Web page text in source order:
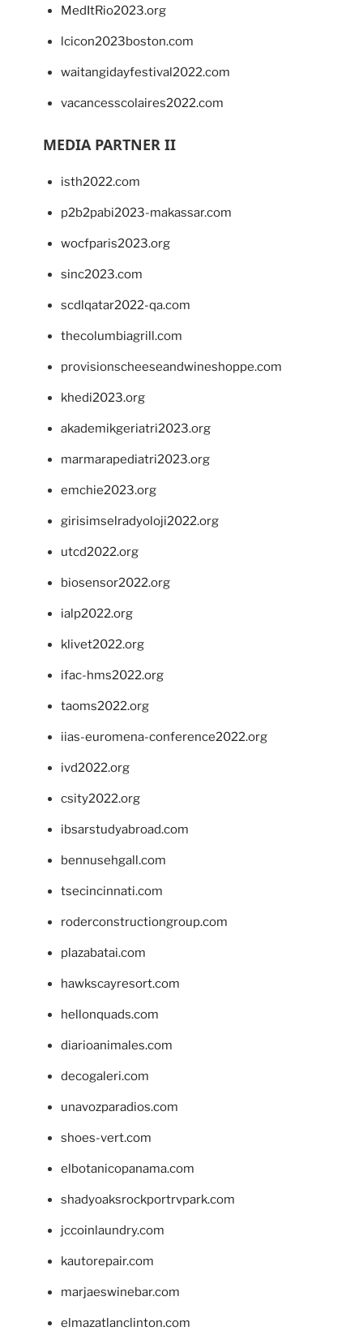
MedItRio2023.org
lcicon2023boston.com
waitangidayfestival2022.com
vacancesscolaires2022.com
MEDIA PARTNER II
isth2022.com
p2b2pabi2023-makassar.com
wocfparis2023.org
sinc2023.com
scdlqatar2022-qa.com
thecolumbiagrill.com
provisionscheeseandwineshoppe.com
khedi2023.org
akademikgeriatri2023.org
marmarapediatri2023.org
emchie2023.org
girisimselradyoloji2022.org
utcd2022.org
biosensor2022.org
ialp2022.org
klivet2022.org
ifac-hms2022.org
taoms2022.org
iias-euromena-conference2022.org
ivd2022.org
csity2022.org
ibsarstudyabroad.com
bennusehgall.com
tsecincinnati.com
roderconstructiongroup.com
plazabatai.com
hawkscayresort.com
hellonquads.com
diarioanimales.com
decogaleri.com
unavozparadios.com
shoes-vert.com
elbotanicopanama.com
shadyoaksrockportrvpark.com
jccoinlaundry.com
kautorepair.com
marjaeswinebar.com
elmazatlanclinton.com